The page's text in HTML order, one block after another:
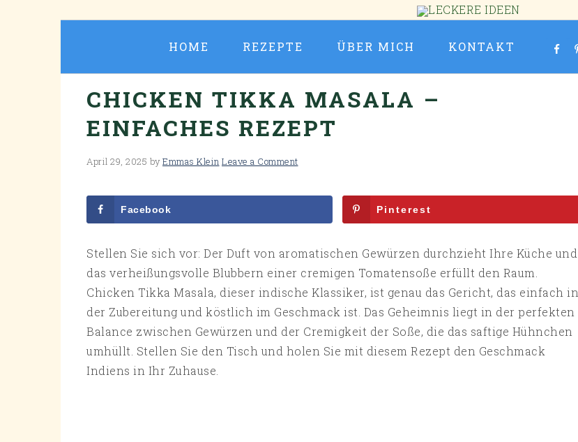
HOME REZEPTE ÜBER MICH KONTAKT
CHICKEN TIKKA MASALA –
EINFACHES REZEPT
April 29, 2025 byEmmas Klein Leave a Comment
Facebook Pinterest
Stellen Sie sich vor: Der Duft von aromatischen Gewürzen durchzieht Ihre Küche und
das verheißungsvolle Blubbern einer cremigen Tomatensoße erfüllt den Raum.
Chicken Tikka Masala, dieser indische Klassiker, ist genau das Gericht, das einfach in
der Zubereitung und köstlich im Geschmack ist. Das Geheimnis liegt in der perfekten
Balance zwischen Gewürzen und der Cremigkeit der Soße, die das saftige Hühnchen
umhüllt. Stellen Sie den Tisch und holen Sie mit diesem Rezept den Geschmack
Indiens in Ihr Zuhause.